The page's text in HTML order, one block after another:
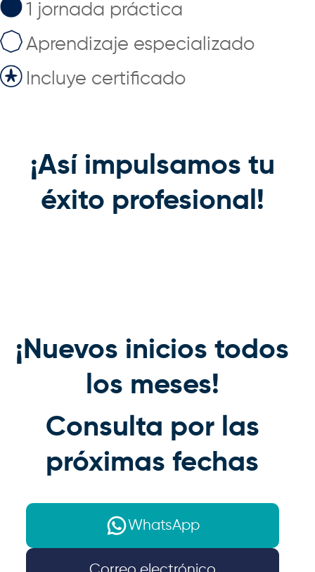
1 jornada práctica
Aprendizaje especializado
Incluye certificado
¡Así impulsamos tu
éxito profesional!
¡Nuevos inicios todos
los meses!
Consulta por las
próximas fechas
WhatsApp